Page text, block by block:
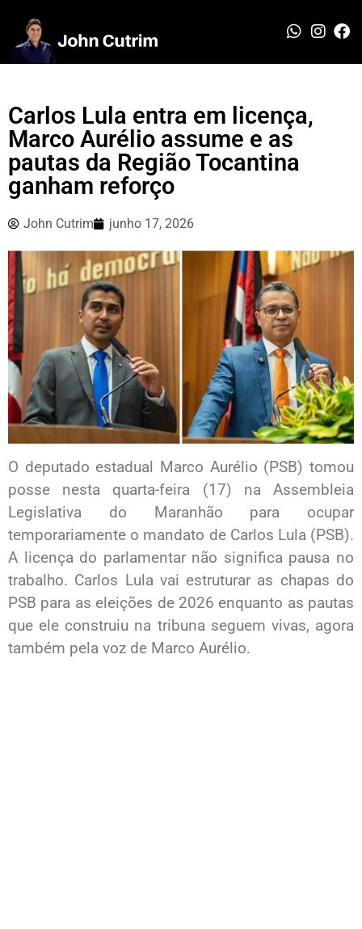
Carlos Lula entra em licença,
Marco Aurélio assume e as
pautas da Região Tocantina
ganham reforço
John Cutrim junho 17, 2026
O deputado estadual Marco Aurélio (PSB) tomou
posse nesta quarta-feira (17) na Assembleia
Legislativa do Maranhão para ocupar
temporariamente o mandato de Carlos Lula (PSB).
A licença do parlamentar não significa pausa no
trabalho. Carlos Lula vai estruturar as chapas do
PSB para as eleições de 2026 enquanto as pautas
que ele construiu na tribuna seguem vivas, agora
também pela voz de Marco Aurélio.